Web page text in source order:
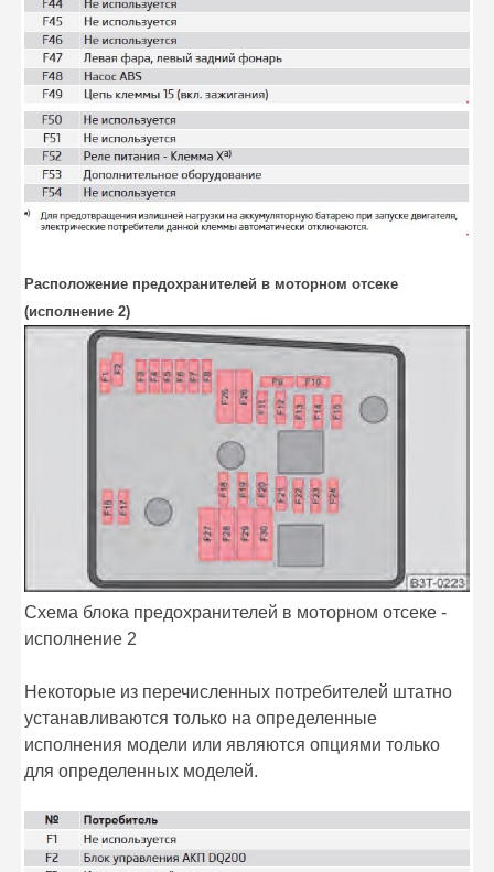
Расположение предохранителей в моторном отсеке
(исполнение 2)
Схема блока предохранителей в моторном отсеке -
исполнение 2
Некоторые из перечисленных потребителей штатно
устанавливаются только на определенные
исполнения модели или являются опциями только
для определенных моделей.